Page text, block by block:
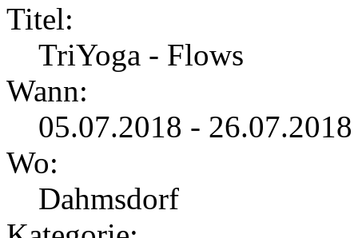
Titel:
TriYoga - Flows
Wann:
05.07.2018 -
Wo:
Dahmsdorf